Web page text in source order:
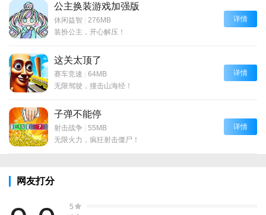
公主换装游戏加强版
休闲益智 | 276MB
装扮公主，开心解压！
详情
这关太顶了
赛车竞速 | 64MB
无限驾驶，撞击山海经！
详情
子弹不能停
射击战争 | 55MB
无限火力，疯狂射击僵尸！
详情
网友打分
5